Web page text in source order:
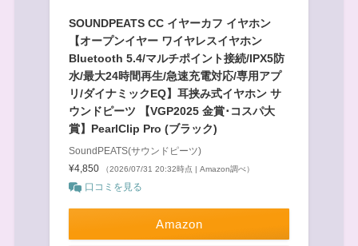
SOUNDPEATS CC イヤーカフ イヤホン
【オープンイヤー ワイヤレスイヤホン
Bluetooth 5.4/マルチポイント接続/IPX5防
水/最大24時間再生/急速充電対応/専用アプ
リ/ダイナミックEQ】耳挟み式イヤホン サ
ウンドピーツ 【VGP2025 金賞･コスパ大
賞】PearlClip Pro (ブラック)
SoundPEATS(サウンドピーツ)
¥4,850
（2026/07/31 20:32時点 | Amazon調べ）
口コミを見る
Amazon